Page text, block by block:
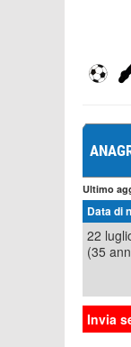
Ultimo
Data di
22
(35
Invia